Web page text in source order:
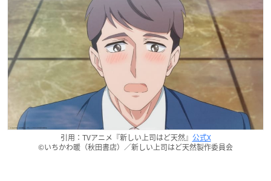
引用：TVアニメ『新しい上司はど天然』 公式X
©いちかわ暖（秋田書店）／新しい上司はど天然製作委員会